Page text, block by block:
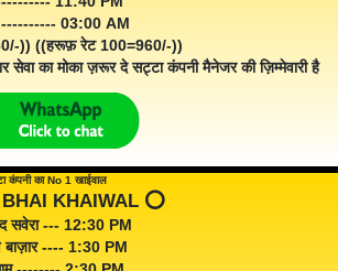
---------- 03:00 AM
)) ((हरूफ़ रेट 100=960/-))
का मोका ज़रूर दे सट्टा कंपनी मैनेजर की ज़िम्मेवारी है
कंपनी का No 1 खाईवाल
KHAIWAL ⭕️
सवेरा --- 12:30 PM
बाज़ार ---- 1:30 PM